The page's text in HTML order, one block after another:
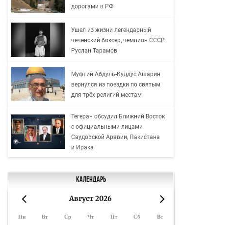
дорогами в РФ
Ушел из жизни легендарный
чеченский боксер, чемпион СССР
Руслан Тарамов
Муфтий Абдуль-Куддус Ашарин
вернулся из поездки по святым
для трёх религий местам
Тегеран обсудил Ближний Восток
с официальными лицами
Саудовской Аравии, Пакистана
и Ирака
Календарь
Август 2026
Пн Вт Ср Чт Пт Сб Вс